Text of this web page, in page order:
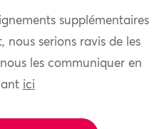
supplémentaires
serions ravis de les
les communiquer en
ici